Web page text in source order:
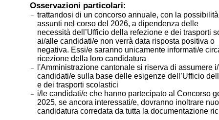
Osservazioni particolari:
trattandosi di un concorso annuale, con la
assunti nel corso del 2026, a dipendenza delle
necessità dell’Ufficio della refezione e dei trasporti
ai/alle candidati/e non verrà data risposta positiva o
negativa. Essi/e saranno unicamente informati/e
ricezione della loro candidatura
l'Amministrazione cantonale si riserva di assumere
candidati/e sulla base delle esigenze dell’Ufficio
e dei trasporti scolastici
i/le candidati/e che hanno partecipato al Concorso
2025, se ancora interessati/e, dovranno inoltrare
candidatura corredata da tutta la documentazione